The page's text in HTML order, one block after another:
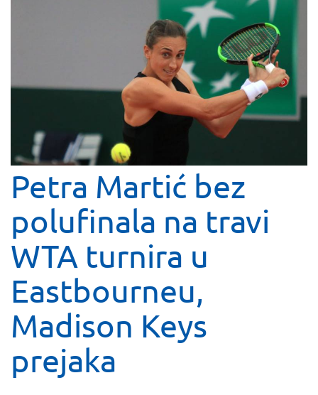
Petra Martić bez
polufinala na travi
WTA turnira u
Eastbourneu,
Madison Keys
prejaka